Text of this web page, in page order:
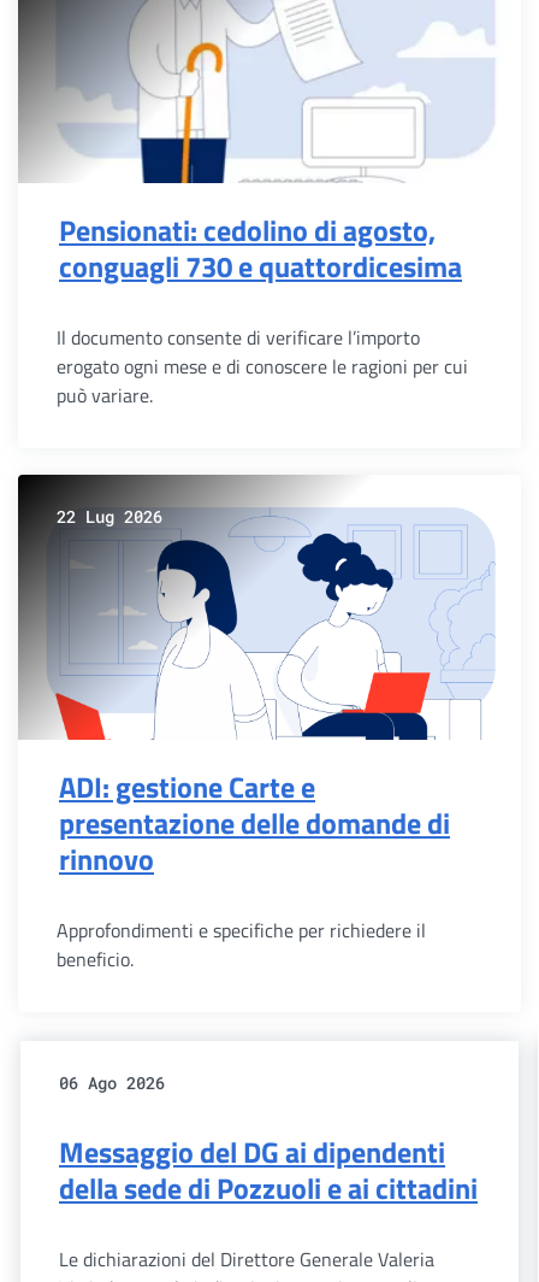
Pensionati: cedolino di agosto,
conguagli 730 e quattordicesima
Il documento consente di verificare l’importo
erogato ogni mese e di conoscere le ragioni per cui
può variare.
22 Lug 2026
ADI: gestione Carte e
presentazione delle domande di
rinnovo
Approfondimenti e specifiche per richiedere il
beneficio.
06 Ago 2026
Messaggio del DG ai dipendenti
della sede di Pozzuoli e ai cittadini
Le dichiarazioni del Direttore Generale Valeria